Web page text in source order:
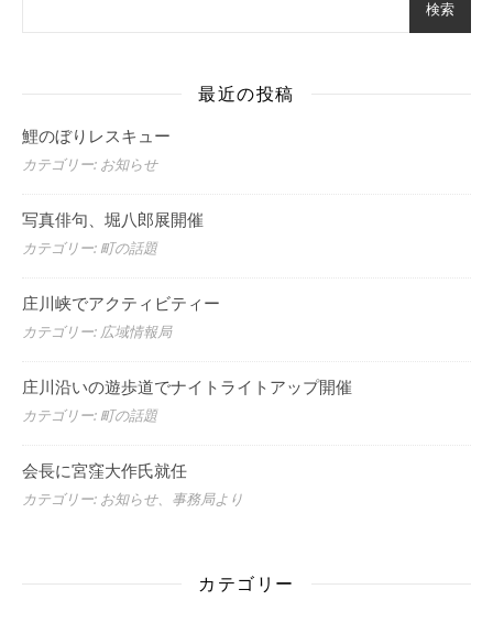
検索
最近の投稿
鯉のぼりレスキュー
カテゴリー: お知らせ
写真俳句、堀八郎展開催
カテゴリー: 町の話題
庄川峡でアクティビティー
カテゴリー: 広域情報局
庄川沿いの遊歩道でナイトライトアップ開催
カテゴリー: 町の話題
会長に宮窪大作氏就任
カテゴリー: お知らせ、事務局より
カテゴリー